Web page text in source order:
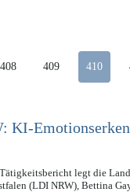
408 409 410
KI-
legt die
(LDI NRW), Bettina